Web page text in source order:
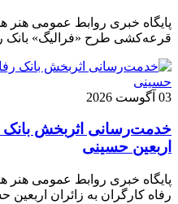
پایگاه خبری روابط عمومی هنر
قرعه‌کشی طرح «فرالیگ» بانک
03 آگوست 2026
خدمت‌رسانی اثربخش بانک
اربعین حسینی
پایگاه خبری روابط عمومی
رفاه کارگران به زائران اربعین